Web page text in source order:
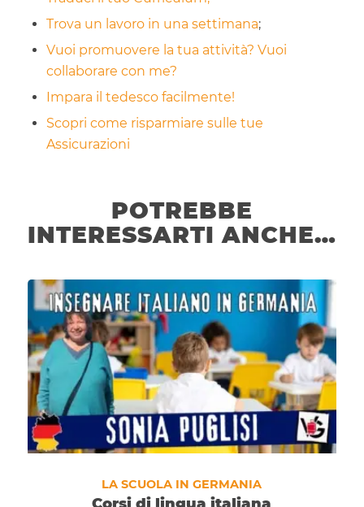
Trova un lavoro in una settimana;
Vuoi promuovere la tua attività? Vuoi
collaborare con me?
Impara il tedesco facilmente!
Scopri come risparmiare sulle tue
Assicurazioni
POTREBBE
INTERESSARTI ANCHE…
LA SCUOLA IN GERMANIA